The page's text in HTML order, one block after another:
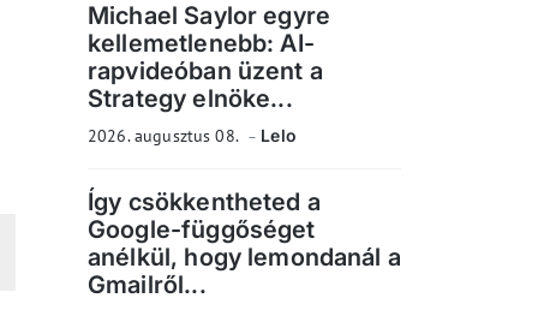
Michael Saylor egyre
kellemetlenebb: AI-
rapvideóban üzent a
Strategy elnöke...
2026. augusztus 08. Lelo
Így csökkentheted a
Google-függőséget
anélkül, hogy lemondanál a
Gmailről...